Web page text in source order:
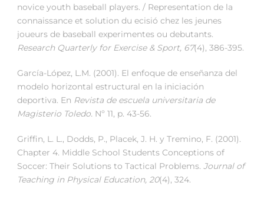
novice youth baseball players. / Representation de la
connaissance et solution du ecisió chez les jeunes
joueurs de baseball experimentes ou debutants.
Research Quarterly for Exercise & Sport, 67(4), 386-395.
García-López, L.M. (2001). El enfoque de enseñanza del
modelo horizontal estructural en la iniciación
deportiva. En Revista de escuela universitaria de
Magisterio Toledo. Nº 11, p. 43-56.
Griffin, L. L., Dodds, P., Placek, J. H. y Tremino, F. (2001).
Chapter 4. Middle School Students Conceptions of
Soccer: Their Solutions to Tactical Problems. Journal of
Teaching in Physical Education, 20(4), 324.